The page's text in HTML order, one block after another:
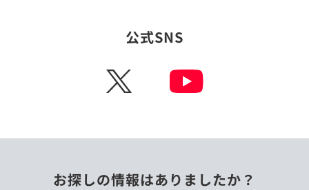
公式SNS
X
お探しの情報はありましたか？